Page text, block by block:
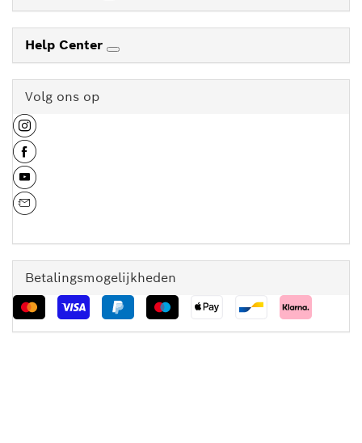
Help Center
Volg ons op
Betalingsmogelijkheden